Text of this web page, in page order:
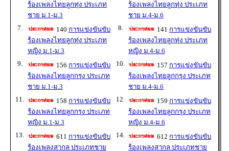
ร้องเพลงไทยลูกทุ่ง ประเภท
ชาย ม.1-ม.3
ร้องเพลงไทยลูกทุ่ง ประเภท
ชาย ม.4-ม.6
7.
140 การแข่งขันขับ
ร้องเพลงไทยลูกทุ่ง ประเภท
หญิง ม.1-ม.3
8. 141 การแข่งขันขับ
ร้องเพลงไทยลูกทุ่ง ประเภท
หญิง ม.4-ม.6
9.
156 การแข่งขันขับ
ร้องเพลงไทยลูกกรุง ประเภท
ชาย ม.1-ม.3
10. 157 การแข่งขันขับ
ร้องเพลงไทยลูกกรุง ประเภท
ชาย ม.4-ม.6
11.
158 การแข่งขันขับ
ร้องเพลงไทยลูกกรุง ประเภท
หญิง ม.1-ม.3
12. 159 การแข่งขันขับ
ร้องเพลงไทยลูกกรุง ประเภท
หญิง ม.4-ม.6
13.
611 การแข่งขันขับ
ร้องเพลงสากล ประเภทชาย
14. 612 การแข่งขันขับ
ร้องเพลงสากล ประเภทชาย